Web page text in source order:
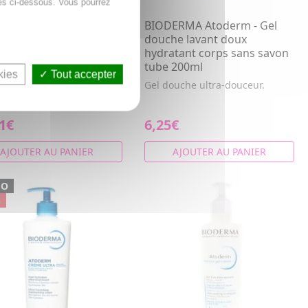
en-1 pour les paupières
à atopiques.
AJOUTER AU PANIER
BIODERMA Atoderm - Gel
douche lavant doux
hydratant corps sans savon
tube 200ml
Gel douche ultra-douceur.
6,25€
AJOUTER AU PANIER
ci-dessous. Vous pourrez
Tout accepter